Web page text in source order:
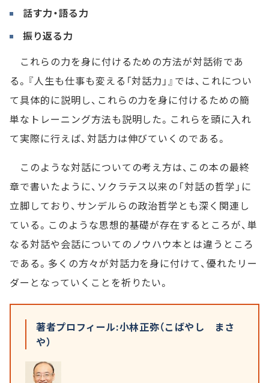
話す力・語る力
振り返る力
これらの力を身に付けるための方法が対話術であ
る。『人生も仕事も変える「対話力」』では、これについ
て具体的に説明し、これらの力を身に付けるための簡
単なトレーニング方法も説明した。これらを頭に入れ
て実際に行えば、対話力は伸びていくのである。
このような対話についての考え方は、この本の最終
章で書いたように、ソクラテス以来の「対話の哲学」に
立脚しており、サンデルらの政治哲学とも深く関連し
ている。このような思想的基礎が存在するところが、単
なる対話や会話についてのノウハウ本とは違うところ
である。多くの方々が対話力を身に付けて、優れたリー
ダーとなっていくことを祈りたい。
著者プロフィール:小林正弥（こばやし まさ
や）